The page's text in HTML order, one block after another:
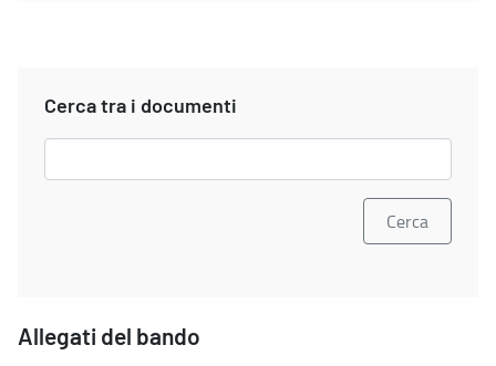
Cerca tra i documenti
Allegati del bando